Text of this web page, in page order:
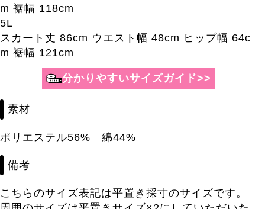
m 裾幅 118cm
5L
スカート丈 86cm ウエスト幅 48cm ヒップ幅 64c
m 裾幅 121cm
素材
ポリエステル56% 綿44%
備考
こちらのサイズ表記は平置き採寸のサイズです。